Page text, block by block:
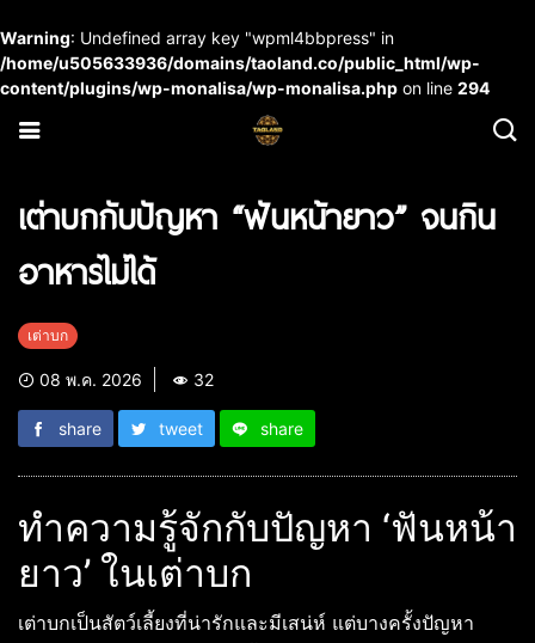
Warning: Undefined array key "wpml4bbpress" in
/home/u505633936/domains/taoland.co/public_html/wp-
content/plugins/wp-monalisa/wp-monalisa.php on line 294
เต่าบกกับปัญหา “ฟันหน้ายาว” จนกิน
อาหารไม่ได้
เต่าบก
08 พ.ค. 2026 32
share tweet share
ทำความรู้จักกับปัญหา ‘ฟันหน้า
ยาว’ ในเต่าบก
เต่าบกเป็นสัตว์เลี้ยงที่น่ารักและมีเสน่ห์ แต่บางครั้งปัญหา